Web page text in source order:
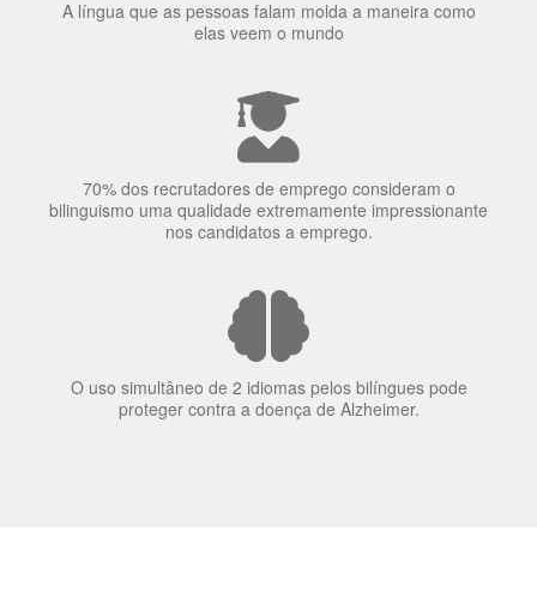
elas veem o mundo
70% dos recrutadores de emprego consideram o
nos candidatos a emprego.